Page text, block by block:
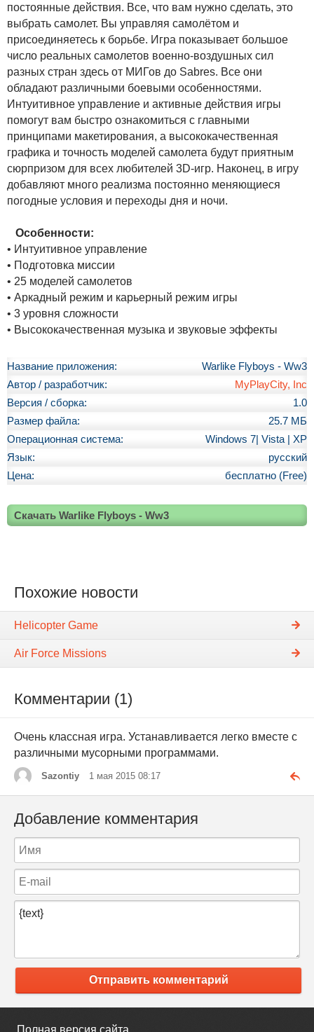
постоянные действия. Все, что вам нужно сделать, это
выбрать самолет. Вы управляя самолётом и
присоединяетесь к борьбе. Игра показывает большое
число реальных самолетов военно-воздушных сил
разных стран здесь от МИГов до Sabres. Все они
обладают различными боевыми особенностями.
Интуитивное управление и активные действия игры
помогут вам быстро ознакомиться с главными
принципами макетирования, а высококачественная
графика и точность моделей самолета будут приятным
сюрпризом для всех любителей 3D-игр. Наконец, в игру
добавляют много реализма постоянно меняющиеся
погодные условия и переходы дня и ночи.
Особенности:
• Интуитивное управление
• Подготовка миссии
• 25 моделей самолетов
• Аркадный режим и карьерный режим игры
• 3 уровня сложности
• Высококачественная музыка и звуковые эффекты
Название приложения:
Warlike Flyboys - Ww3
Автор / разработчик:
MyPlayCity, Inc
Версия / сборка:
1.0
Размер файла:
25.7 МБ
Операционная система:
Windows 7| Vista | XP
Язык:
русский
Цена:
бесплатно (Free)
Скачать Warlike Flyboys - Ww3
Похожие новости
Helicopter Game
Air Force Missions
Комментарии (1)
Очень классная игра. Устанавливается легко вместе с
различными мусорными программами.
Sazontiy 1 мая 2015 08:17
Добавление комментария
Отправить комментарий